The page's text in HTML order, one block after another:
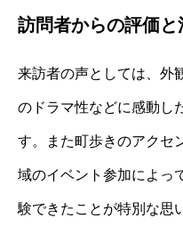
訪問者からの評価と
来訪者の声としては、外
のドラマ性などに感動し
す。また町歩きのアクセ
域のイベント参加によっ
験できたことが特別な思